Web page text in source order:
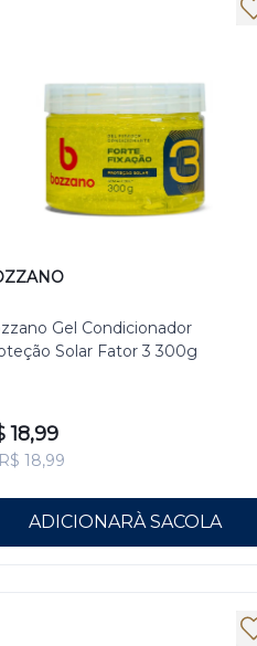
Gel Condicionador
Solar Fator 3 300g
18,99
18,99
ADICIONAR